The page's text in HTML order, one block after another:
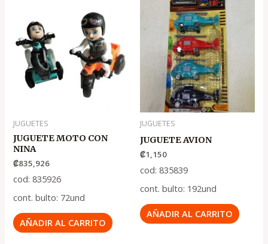
JUGUETES
JUGUETE MOTO CON
NINA
₡835,926
cod: 835926
cont. bulto: 72und
AÑADIR AL CARRITO
JUGUETES
JUGUETE AVION
₡1,150
cod: 835839
cont. bulto: 192und
AÑADIR AL CARRITO